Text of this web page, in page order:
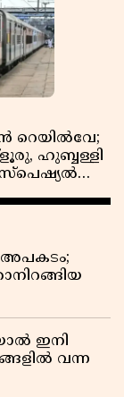
റെയിൽവേ;
ഹുബ്ബള്ളി
സ്പെഷ്യൽ
അപകടം;
ഇനി
വന്ന